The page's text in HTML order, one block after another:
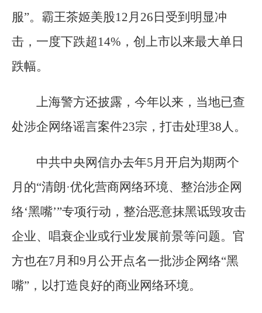
服”。霸王茶姬美股12月26日受到明显冲
击，一度下跌超14%，创上市以来最大单日
跌幅。
上海警方还披露，今年以来，当地已查
处涉企网络谣言案件23宗，打击处理38人。
中共中央网信办去年5月开启为期两个
月的“清朗·优化营商网络环境、整治涉企网
络‘黑嘴’”专项行动，整治恶意抹黑诋毁攻击
企业、唱衰企业或行业发展前景等问题。官
方也在7月和9月公开点名一批涉企网络“黑
嘴”，以打造良好的商业网络环境。